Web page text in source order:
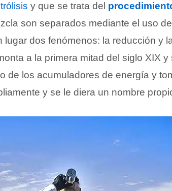
y que se trata del
son separados mediante el uso
dos fenómenos: la reducción y
a la primera mitad del siglo XIX
de los acumuladores de energía y
y se le diera un nombre